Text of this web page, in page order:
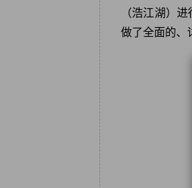
（浩江湖）
做了全面的、